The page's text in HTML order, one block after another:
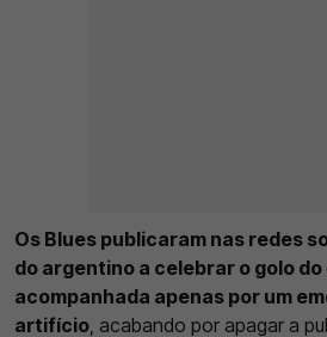
Os Blues publicaram nas redes
do argentino a celebrar o golo
acompanhada apenas por um
artifício , acabando por apagar a